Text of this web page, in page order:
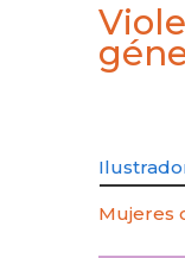
Mujeres